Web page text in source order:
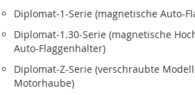
Diplomat‑1-Serie (magnetische Auto-
Diplomat‑1.30-Serie (magnetische
Auto-Flaggenhalter)
Diplomat‑Z-Serie (verschraubte
Motorhaube)